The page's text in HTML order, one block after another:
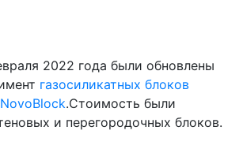
2022 года были обновлены
газосиликатных блоков
.Стоимость были
и перегородочных блоков.